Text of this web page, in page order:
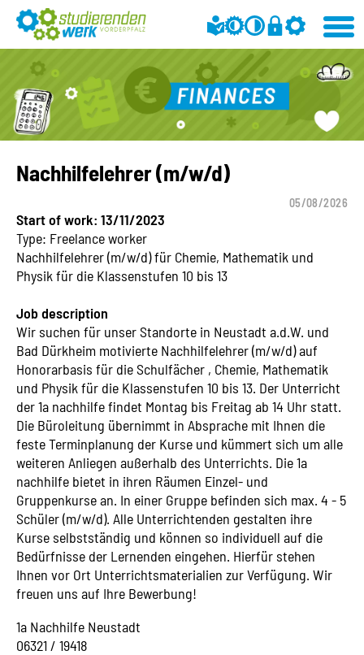
Nachhilfelehrer (m/w/d)
05/08/2026
Start of work: 13/11/2023
Type: Freelance worker
Nachhilfelehrer (m/w/d) für Chemie, Mathematik und
Physik für die Klassenstufen 10 bis 13
Job description
Wir suchen für unser Standorte in Neustadt a.d.W. und
Bad Dürkheim motivierte Nachhilfelehrer (m/w/d) auf
Honorarbasis für die Schulfächer , Chemie, Mathematik
und Physik für die Klassenstufen 10 bis 13. Der Unterricht
der 1a nachhilfe findet Montag bis Freitag ab 14 Uhr statt.
Die Büroleitung übernimmt in Absprache mit Ihnen die
feste Terminplanung der Kurse und kümmert sich um alle
weiteren Anliegen außerhalb des Unterrichts. Die 1a
nachhilfe bietet in ihren Räumen Einzel- und
Gruppenkurse an. In einer Gruppe befinden sich max. 4 - 5
Schüler (m/w/d). Alle Unterrichtenden gestalten ihre
Kurse selbstständig und können so individuell auf die
Bedürfnisse der Lernenden eingehen. Hierfür stehen
Ihnen vor Ort Unterrichtsmaterialien zur Verfügung. Wir
freuen uns auf Ihre Bewerbung!
1a Nachhilfe Neustadt
06321 / 19418